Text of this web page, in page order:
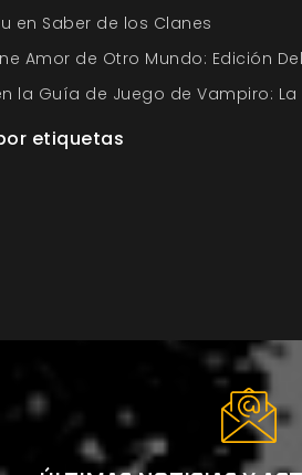
en Saber de los Clanes
Amor de Otro Mundo: Edición
la Guía de Juego de Vampiro:
etiquetas